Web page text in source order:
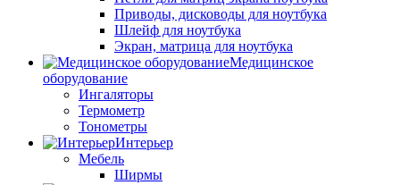
Приводы, дисководы для ноутбука
Шлейф для ноутбука
Экран, матрица для ноутбука
Медицинское
оборудование
Ингаляторы
Термометр
Тонометры
Интерьер
Мебель
Ширмы